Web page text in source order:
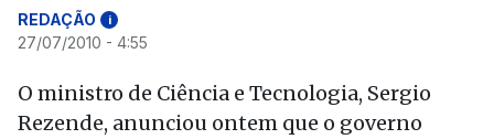
REDAÇÃO i
27/07/2010 - 4:55
O ministro de Ciência e Tecnologia, Sergio
Rezende, anunciou ontem que o governo